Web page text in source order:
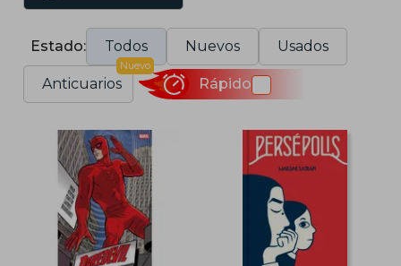
Estado: Todos Nuevos Usados
Anticuarios
Nuevo
Rápido